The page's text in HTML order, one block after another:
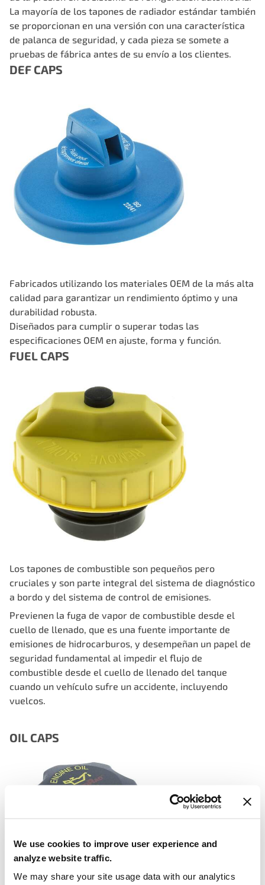
We use cookies to improve user experience and
analyze website traffic.
We may share your site usage data with our analytics
La mayoría de los tapones de radiador estándar también
se proporcionan en una versión con una característica
de palanca de seguridad, y cada pieza se somete a
pruebas de fábrica antes de su envío a los clientes.
DEF CAPS
Fabricados utilizando los materiales OEM de la más alta
calidad para garantizar un rendimiento óptimo y una
durabilidad robusta.
Diseñados para cumplir o superar todas las
especificaciones OEM en ajuste, forma y función.
FUEL CAPS
Los tapones de combustible son pequeños pero
cruciales y son parte integral del sistema de diagnóstico
a bordo y del sistema de control de emisiones.
Previenen la fuga de vapor de combustible desde el
cuello de llenado, que es una fuente importante de
emisiones de hidrocarburos, y desempeñan un papel de
seguridad fundamental al impedir el flujo de
combustible desde el cuello de llenado del tanque
cuando un vehículo sufre un accidente, incluyendo
vuelcos.
OIL CAPS